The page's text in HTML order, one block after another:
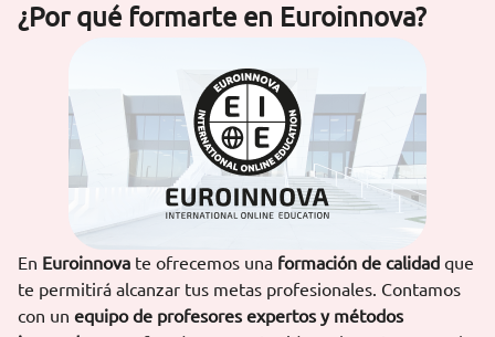
¿Por qué formarte en Euroinnova?
En Euroinnova te ofrecemos una formación de calidad que
te permitirá alcanzar tus metas profesionales. Contamos
con un equipo de profesores expertos y métodos